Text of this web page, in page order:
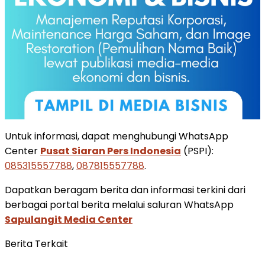
Untuk informasi, dapat menghubungi WhatsApp
Center Pusat Siaran Pers Indonesia (PSPI):
085315557788,087815557788.
Dapatkan beragam berita dan informasi terkini dari
berbagai portal berita melalui saluran WhatsApp
Sapulangit Media Center
Berita Terkait